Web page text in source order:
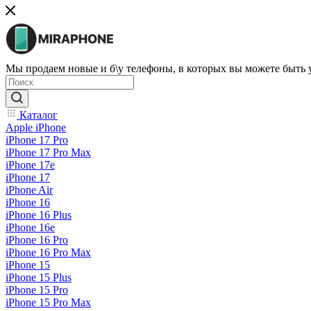
Мы продаем новые и б\у телефоны, в которых вы можете быть
Каталог
Apple iPhone
iPhone 17 Pro
iPhone 17 Pro Max
iPhone 17e
iPhone 17
iPhone Air
iPhone 16
iPhone 16 Plus
iPhone 16e
iPhone 16 Pro
iPhone 16 Pro Max
iPhone 15
iPhone 15 Plus
iPhone 15 Pro
iPhone 15 Pro Max